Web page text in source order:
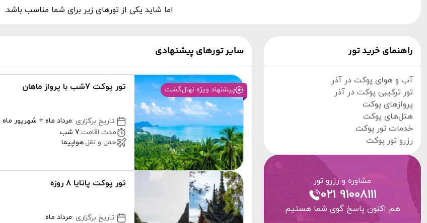
اما شاید یکی از تورهای زیر برای شما مناسب باشد.
راهنمای خرید تور
آب و هوای پوکت در آذر
تور ترکیبی پوکت در آذر
پروازهای پوکت
هتل‌های پوکت
خدمات تور پوکت
رزرو تور پوکت
مشاوره و رزرو تور
021 91008111
هم اکنون پاسخ گوی شما هستیم
سایر تورهای پیشنهادی
تور پوکت 7شب با پرواز ماهان پیشنهاد ویژه نهال‌گشت
تاریخ برگزاری :مرداد ماه + شهریور ماه
مدت اقامت:7 شب
حمل و نقل:هواپیما
تور پوکت پاتایا 8 روزه
تاریخ برگزاری :مرداد ماه